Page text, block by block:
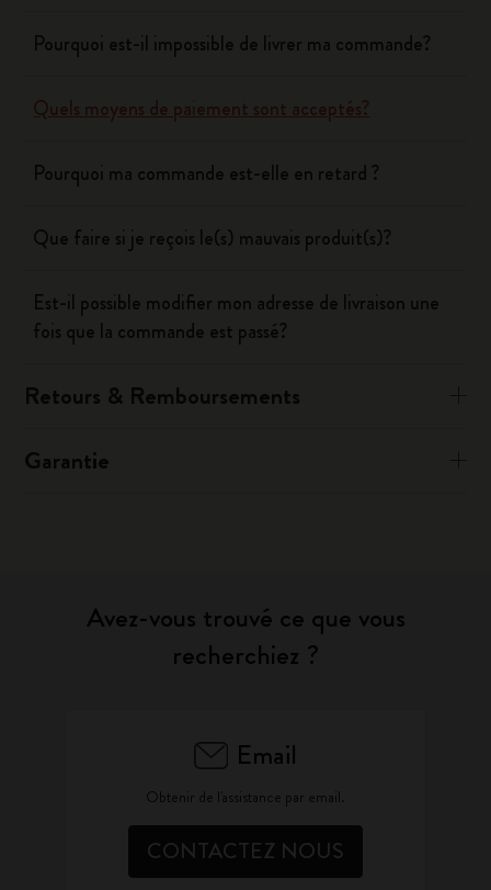
Pourquoi est-il impossible de livrer ma commande?
Quels moyens de paiement sont acceptés?
Pourquoi ma commande est-elle en retard ?
Que faire si je reçois le(s) mauvais produit(s)?
Est-il possible modifier mon adresse de livraison une
fois que la commande est passé?
Retours & Remboursements
Garantie
Avez-vous trouvé ce que vous
recherchiez ?
Email
Obtenir de l'assistance par email.
CONTACTEZ NOUS